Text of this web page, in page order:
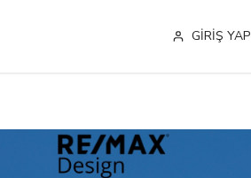
GİRİŞ YAP